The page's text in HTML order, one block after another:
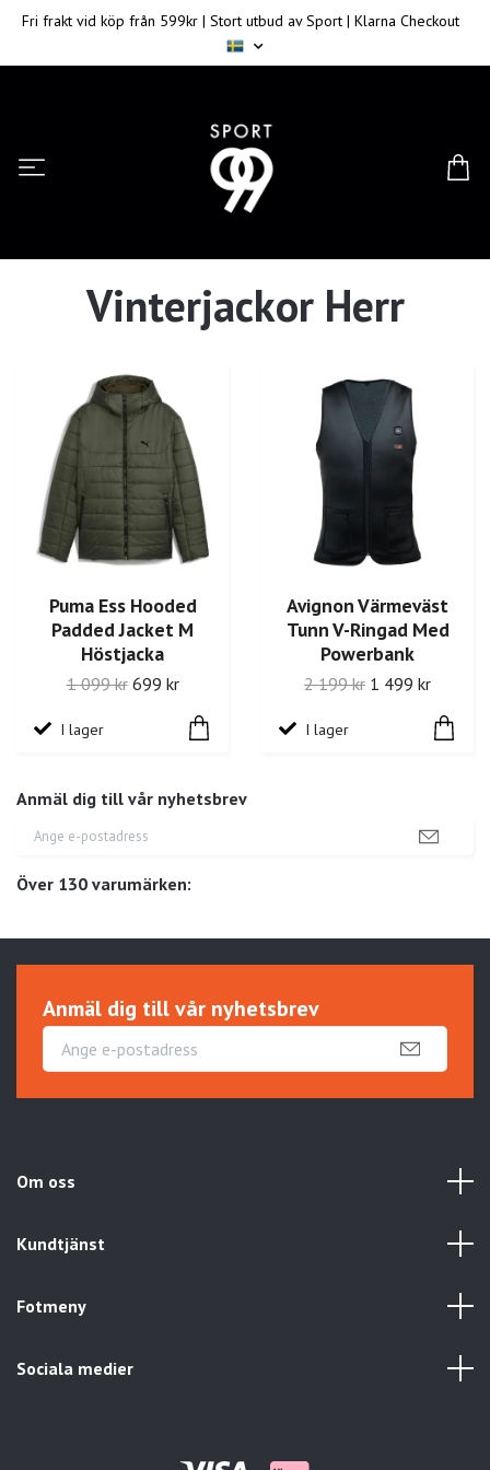
Fri frakt vid köp från 599kr | Stort utbud av Sport | Klarna Checkout
Anmäl dig till vår nyhetsbrev
Över 130 varumärken:
Vinterjackor Herr
Puma Ess Hooded
Padded Jacket M
Höstjacka
1 099 kr 699 kr
I lager
Avignon Värmeväst
Tunn V-Ringad Med
Powerbank
2 199 kr 1 499 kr
I lager
Anmäl dig till vår nyhetsbrev
Om oss
Kundtjänst
Fotmeny
Sociala medier